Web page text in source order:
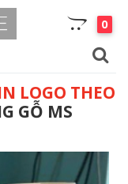
0
LOGO THEO
GỖ MS